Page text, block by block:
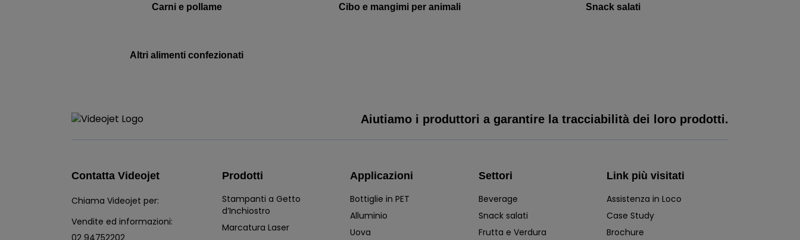
Carni e pollame
Altri alimenti confezionati
Cibo e mangimi per animali Snack salati
Aiutiamo i produttori a garantire la tracciabilità dei loro prodotti.
Contatta Videojet
Chiama Videojet per:
Vendite ed informazioni:
02 94752202
Prodotti
Stampanti a Getto
d’Inchiostro
Marcatura Laser
Applicazioni
Bottiglie in PET
Alluminio
Uova
Settori
Beverage
Snack salati
Frutta e Verdura
Link più visitati
Assistenza in Loco
Case Study
Brochure